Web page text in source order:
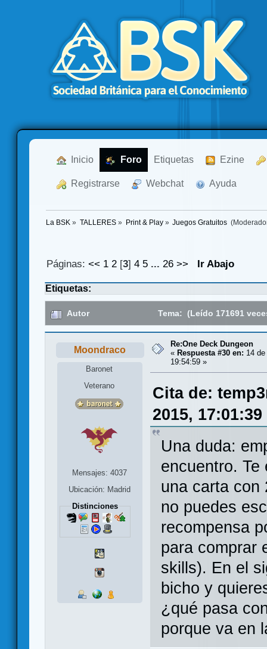
Inicio Foro Etiquetas Ezine
Registrarse Webchat Ayuda
La BSK » TALLERES» Print & Play» Juegos Gratuitos
Páginas:<< 1 2 [3]4 5 ...26 >> Ir Abajo
Etiquetas:
Autor Tema: (Leído 171691
Moondraco
Baronet
Veterano
Mensajes: 4037
Ubicación: Madrid
Distinciones
Re:One Deck Dungeon
« Respuesta #30 en: 14
19:54:59 »
Cita de:
2015, 17:01:39
Una duda:
encuentro.
una carta con
no puedes
recompensa
para comprar
skills). En el
bicho y
¿qué pasa
porque va en